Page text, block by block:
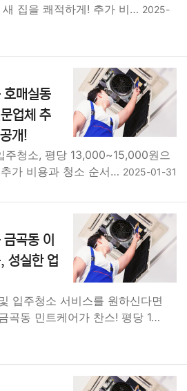
집을 쾌적하게! 추가 비… 2025-
호매실동
업체 추
개!
주청소, 평당 13,000~15,000원으
가 비용과 청소 순서… 2025-01-31
곡동 이
성실한 업
입주청소 서비스를 원하신다면
곡동 민트케어가 찬스! 평당 1…